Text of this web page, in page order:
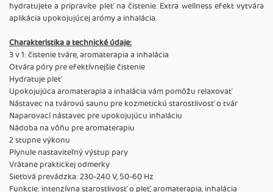
hydratujete a pripravíte pleť na čistenie. Extra wellness efekt vytvára
aplikácia upokojujúcej arómy a inhalácia.
Charakteristika a technické údaje:
3 v 1: čistenie tváre, aromaterapia a inhalácia
Otvára póry pre efektívnejšie čistenie
Hydratuje pleť
Upokojujúca aromaterapia a inhalácia vám pomôžu relaxovať
Nástavec na tvárovú saunu pre kozmetickú starostlivosť o tvár
Naparovací nástavec pre upokojujúcu inhaláciu
Nádoba na vôňu pre aromaterapiu
2 stupne výkonu
Plynule nastaviteľný výstup pary
Vrátane praktickej odmerky
Sieťová prevádzka: 230-240 V, 50-60 Hz
Funkcie: intenzívna starostlivosť o pleť, aromaterapia, inhalácia